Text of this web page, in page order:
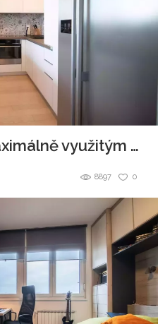
Malá kuchyň s maximálně využitým prost
0
8897